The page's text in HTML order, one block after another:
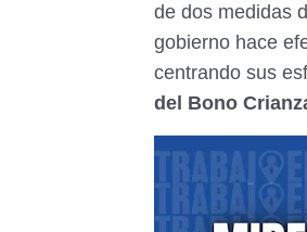
de dos medidas
gobierno hace
centrando sus
del Bono